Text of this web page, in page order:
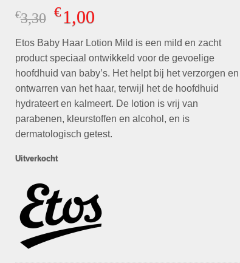
Gewaardeerd
5.00 op 5
gebaseerd
waarderingen
€3,30 Oorspronkelijke
prijs
was:
€3,30.
€1,00Huidige
is:
€1,00.
Etos Baby Haar Lotion Mild is een mild en zacht
product speciaal ontwikkeld voor de gevoelige
hoofdhuid van baby’s. Het helpt bij het verzorgen en
ontwarren van het haar, terwijl het de hoofdhuid
hydrateert en kalmeert. De lotion is vrij van
parabenen, kleurstoffen en alcohol, en is
dermatologisch getest.
Uitverkocht